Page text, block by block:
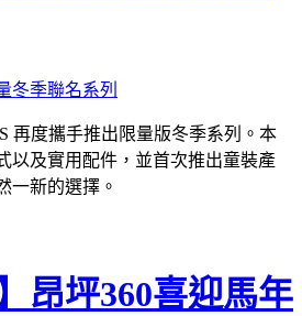
再度攜手推出限量版冬季系列。本
以及實用配件，並首次推出童裝產
一新的選擇。
昂坪360喜迎馬年